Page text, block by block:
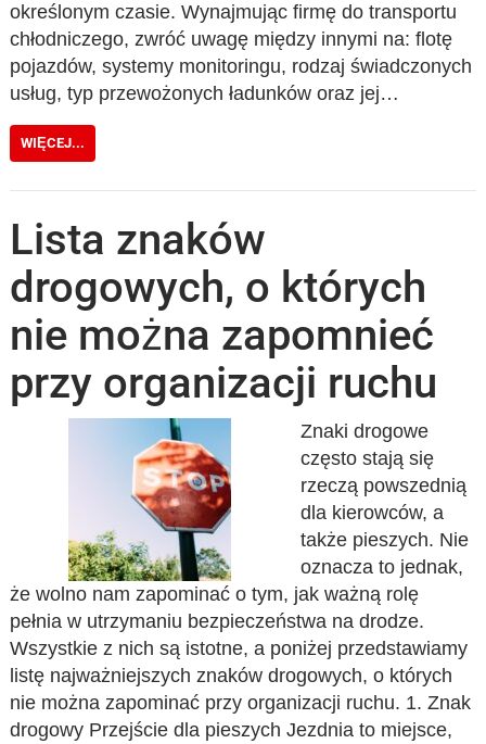
określonym czasie. Wynajmując firmę do transportu
chłodniczego, zwróć uwagę między innymi na: flotę
pojazdów, systemy monitoringu, rodzaj świadczonych
usług, typ przewożonych ładunków oraz jej…
WIĘCEJ...
Lista znaków
drogowych, o których
nie można zapomnieć
przy organizacji ruchu
Znaki drogowe
często stają się
rzeczą powszednią
dla kierowców, a
także pieszych. Nie
oznacza to jednak,
że wolno nam zapominać o tym, jak ważną rolę
pełnia w utrzymaniu bezpieczeństwa na drodze.
Wszystkie z nich są istotne, a poniżej przedstawiamy
listę najważniejszych znaków drogowych, o których
nie można zapominać przy organizacji ruchu. 1. Znak
drogowy Przejście dla pieszych Jezdnia to miejsce,